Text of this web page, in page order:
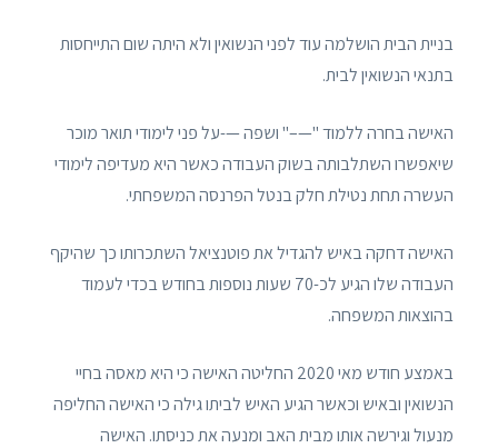
בניית הבית הושלמה עוד לפני הנשואין ולא היתה שום התייחסות
בתנאי הנשואין לבית.
האישה בחרה ללמוד "—–" ושפה —-על פני לימודי תואר מוכר
שיאפשרו השתלבותה בשוק העבודה כאשר היא מעדיפה לימודי
העשרה תחת נטילת חלק בנטל הפרנסה המשפחתי.
האישה דחקה באיש להגדיל את פוטנציאל השתכרותו כך שהיקף
העבודה שלו הגיע לכ-70 שעות נוספות בחודש בכדי לעמוד
בהוצאות המשפחה.
באמצע חודש מאי 2020 החליטה האישה כי היא מאסה בחיי
הנשואין ובאיש וכאשר הגיע האיש לביתו גילה כי האישה החליפה
מנעול וגירשה אותו מבית האב ומנעה את כניסתו. האישה